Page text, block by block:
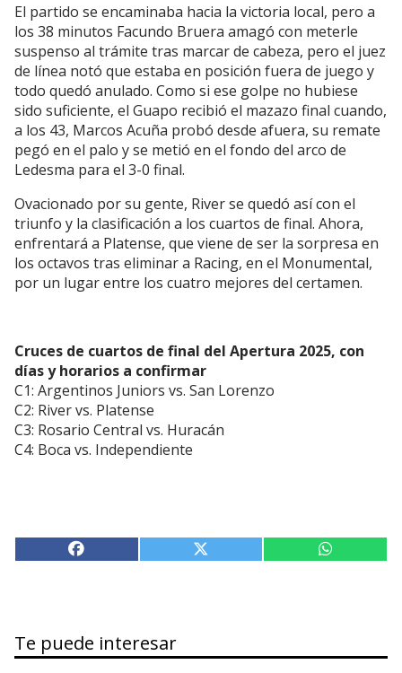
El partido se encaminaba hacia la victoria local, pero a
los 38 minutos Facundo Bruera amagó con meterle
suspenso al trámite tras marcar de cabeza, pero el juez
de línea notó que estaba en posición fuera de juego y
todo quedó anulado. Como si ese golpe no hubiese
sido suficiente, el Guapo recibió el mazazo final cuando,
a los 43, Marcos Acuña probó desde afuera, su remate
pegó en el palo y se metió en el fondo del arco de
Ledesma para el 3-0 final.
Ovacionado por su gente, River se quedó así con el
triunfo y la clasificación a los cuartos de final. Ahora,
enfrentará a Platense, que viene de ser la sorpresa en
los octavos tras eliminar a Racing, en el Monumental,
por un lugar entre los cuatro mejores del certamen.
Cruces de cuartos de final del Apertura 2025, con
días y horarios a confirmar
C1: Argentinos Juniors vs. San Lorenzo
C2: River vs. Platense
C3: Rosario Central vs. Huracán
C4: Boca vs. Independiente
Te puede interesar